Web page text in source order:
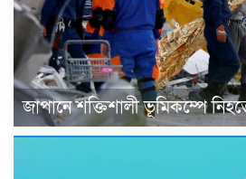
জাপানে শক্তিশালী ভূমিকম্পে